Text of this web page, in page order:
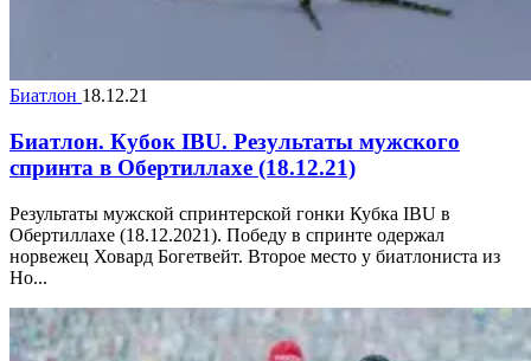
Биатлон 18.12.21
Биатлон. Кубок IBU. Результаты мужского
спринта в Обертиллахе (18.12.21)
Результаты мужской спринтерской гонки Кубка IBU в
Обертиллахе (18.12.2021). Победу в спринте одержал
норвежец Ховард Богетвейт. Второе место у биатлониста из
Но...